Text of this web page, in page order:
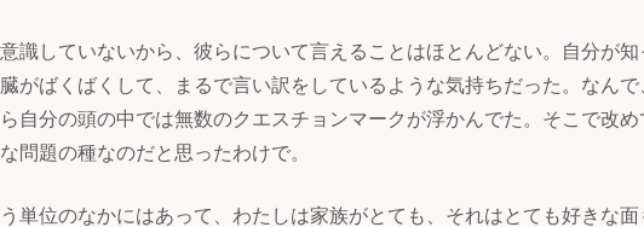
識していないから、彼らについて言えることはほとんどない。自分が知
がばくばくして、まるで言い訳をしているような気持ちだった。なん
自分の頭の中では無数のクエスチョンマークが浮かんでた。そこで改め
問題の種なのだと思ったわけで。
単位のなかにはあって、わたしは家族がとても、それはとても好きな面